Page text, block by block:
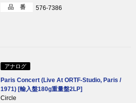
品 番
576-7386
アナログ
Paris Concert (Live At ORTF-Studio, Paris /
1971) [輸入盤180g重量盤2LP]
Circle